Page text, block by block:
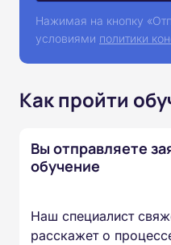
Нажимая на кнопку
условиями политики
Как пройти
Вы отправляете
обучение
Наш специалист
расскажет о